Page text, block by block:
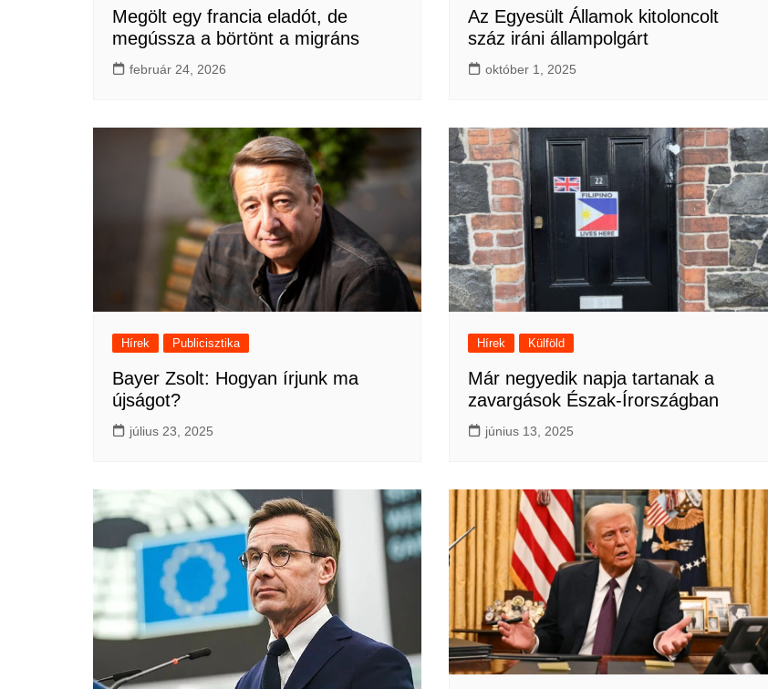
Megölt egy francia eladót, de
megússza a börtönt a migráns
február 24, 2026
Az Egyesült Államok kitoloncolt
száz iráni állampolgárt
október 1, 2025
Hírek Publicisztika
Bayer Zsolt: Hogyan írjunk ma
újságot?
július 23, 2025
Hírek Külföld
Már negyedik napja tartanak a
zavargások Észak-Írországban
június 13, 2025